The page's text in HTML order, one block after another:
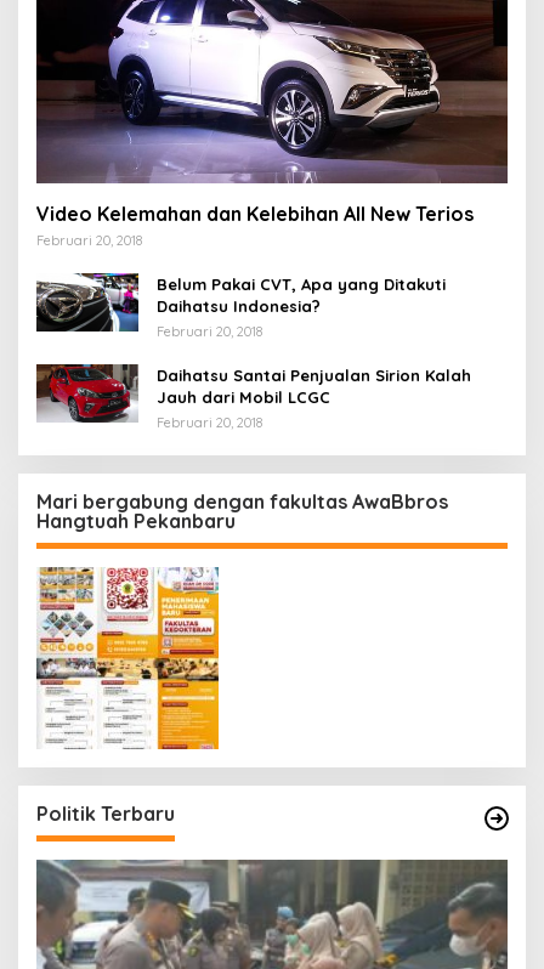
Video Kelemahan dan Kelebihan All New Terios
Februari 20, 2018
Belum Pakai CVT, Apa yang Ditakuti
Daihatsu Indonesia?
Februari 20, 2018
Daihatsu Santai Penjualan Sirion Kalah
Jauh dari Mobil LCGC
Februari 20, 2018
Mari bergabung dengan fakultas AwaBbros
Hangtuah Pekanbaru
Politik Terbaru